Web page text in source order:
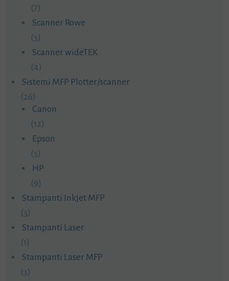
(7)
Scanner Rowe
(3)
Scanner wideTEK
(4)
Sistemi MFP Plotter/scanner
(26)
Canon
(12)
Epson
(5)
HP
(9)
Stampanti Inkjet MFP
(3)
Stampanti Laser
(1)
Stampanti Laser MFP
(3)